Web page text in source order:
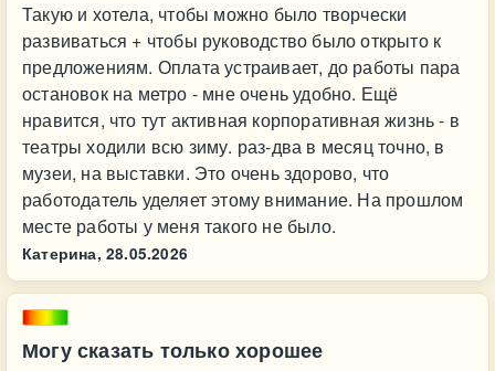
Такую и хотела, чтобы можно было творчески
развиваться + чтобы руководство было открыто к
предложениям. Оплата устраивает, до работы пара
остановок на метро - мне очень удобно. Ещё
нравится, что тут активная корпоративная жизнь - в
театры ходили всю зиму. раз-два в месяц точно, в
музеи, на выставки. Это очень здорово, что
работодатель уделяет этому внимание. На прошлом
месте работы у меня такого не было.
Катерина, 28.05.2026
Могу сказать только хорошее